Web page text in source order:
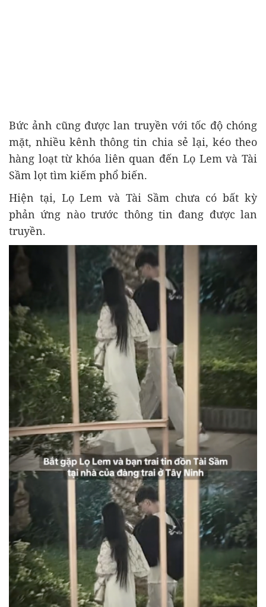
Bức ảnh cũng được lan truyền với tốc độ chóng
mặt, nhiều kênh thông tin chia sẻ lại, kéo theo
hàng loạt từ khóa liên quan đến Lọ Lem và Tài
Sầm lọt tìm kiếm phổ biến.
Hiện tại, Lọ Lem và Tài Sầm chưa có bất kỳ
phản ứng nào trước thông tin đang được lan
truyền.